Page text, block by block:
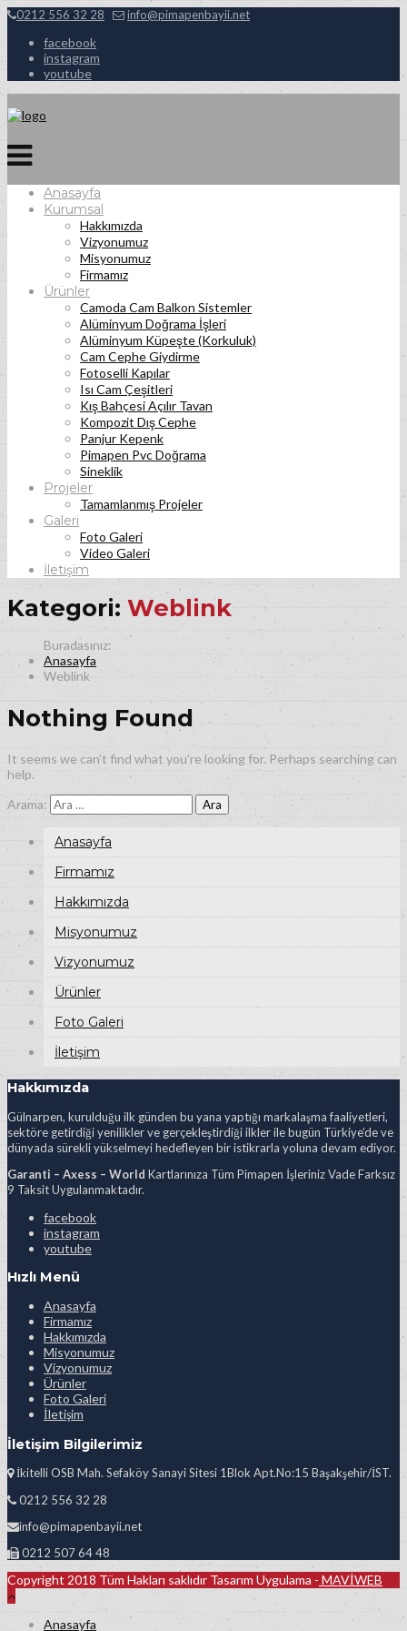
0212 556 32 28 info@pimapenbayii.net
facebook
instagram
youtube
Anasayfa
Kurumsal
Hakkımızda
Vizyonumuz
Misyonumuz
Firmamız
Ürünler
Camoda Cam Balkon Sistemler
Alüminyum Doğrama İşleri
Alüminyum Küpeşte (Korkuluk)
Cam Cephe Giydirme
Fotoselli Kapılar
Isı Cam Çeşitleri
Kış Bahçesi Açılır Tavan
Kompozit Dış Cephe
Panjur Kepenk
Pimapen Pvc Doğrama
Sineklik
Projeler
Tamamlanmış Projeler
Galeri
Foto Galeri
Video Galeri
İletişim
Kategori: Weblink
Anasayfa
Weblink
Nothing Found
It seems we can’t find what you’re looking for. Perhaps searching can
help.
Arama:
Anasayfa
Firmamız
Hakkımızda
Misyonumuz
Vizyonumuz
Ürünler
Foto Galeri
İletişim
Hakkımızda
Gülnarpen, kurulduğu ilk günden bu yana yaptığı markalaşma faaliyetleri,
sektöre getirdiği yenilikler ve gerçekleştirdiği ilkler ile bugün Türkiye’de ve
dünyada sürekli yükselmeyi hedefleyen bir istikrarla yoluna devam ediyor.
Garanti – Axess – World Kartlarınıza Tüm Pimapen İşleriniz Vade Farksız
9 Taksit Uygulanmaktadır.
facebook
instagram
youtube
Hızlı Menü
Anasayfa
Firmamız
Hakkımızda
Misyonumuz
Vizyonumuz
Ürünler
Foto Galeri
İletişim
İletişim Bilgilerimiz
İkitelli OSB Mah. Sefaköy Sanayi Sitesi 1Blok Apt.No:15 Başakşehir/İST.
0212 556 32 28
info@pimapenbayii.net
0212 507 64 48
Copyright 2018 Tüm Hakları saklıdır Tasarım Uygulama - MAVİWEB
Anasayfa